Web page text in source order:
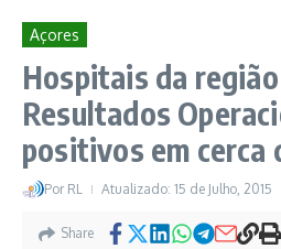
Açores
Hospitais da
Resultados
positivos em cerca
Por RL Atualizado: 15 de Julho, 2015
Share